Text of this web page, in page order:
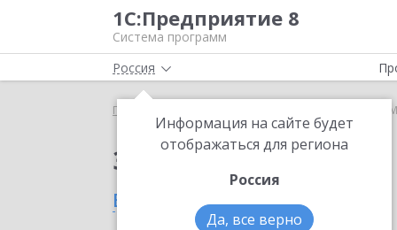
1С:Предприятие 8
Система программ
Россия
Информация на сайте будет
отображаться для региона
Россия
Да, все верно
Главная Smartway в
Заказать Smartway
в Мурманске